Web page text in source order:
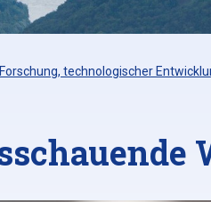
technologischer